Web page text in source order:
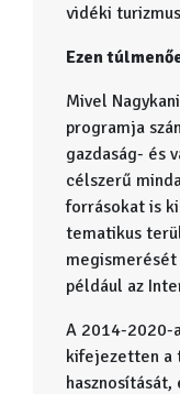
vidéki
Ezen
Mivel
programja
gazdaság- és
célszerű
forrásokat is
tematikus
például az
A 2014-2020-
kifejezetten a
hasznosítását,